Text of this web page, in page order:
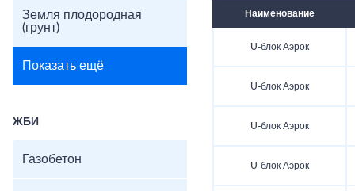
Земля плодородная
(грунт)
Показать ещё
ЖБИ
Газобетон
Наименование
U-блок Аэрок
U-блок Аэрок
U-блок Аэрок
U-блок Аэрок